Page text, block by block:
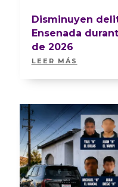
Disminuyen
Ensenada
de 2026
LEER MÁS